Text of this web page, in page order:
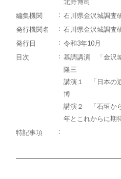
北野博司
編集機関
石川県金沢城調査
発行機関名
石川県金沢城調査
発行日
令和3年10月
目次
基調講演 「金沢
隆三
講演１ 「日本の
博
講演２ 「石垣か
年とこれからに
特記事項